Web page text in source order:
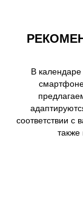
В
соответствии с